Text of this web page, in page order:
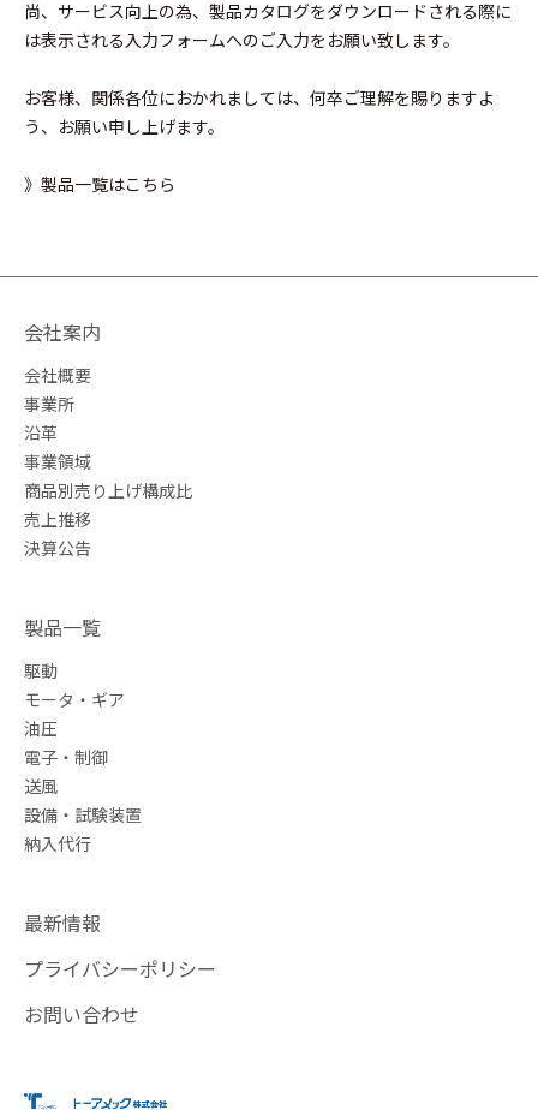
尚、サービス向上の為、製品カタログをダウンロードされる際に
は表示される入力フォームへのご入力をお願い致します。
お客様、関係各位におかれましては、何卒ご理解を賜りますよ
う、お願い申し上げます。
》製品一覧はこちら
会社案内
会社概要
事業所
沿革
事業領域
商品別売り上げ構成比
売上推移
決算公告
製品一覧
駆動
モータ・ギア
油圧
電子・制御
送風
設備・試験装置
納入代行
最新情報
プライバシーポリシー
お問い合わせ